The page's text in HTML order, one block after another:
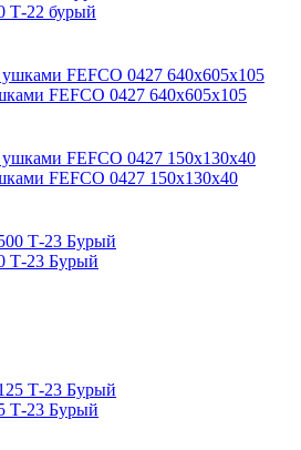
Т-22 бурый
FEFCO 0427 640х605х105
FEFCO 0427 150x130x40
Т-23 Бурый
Т-23 Бурый